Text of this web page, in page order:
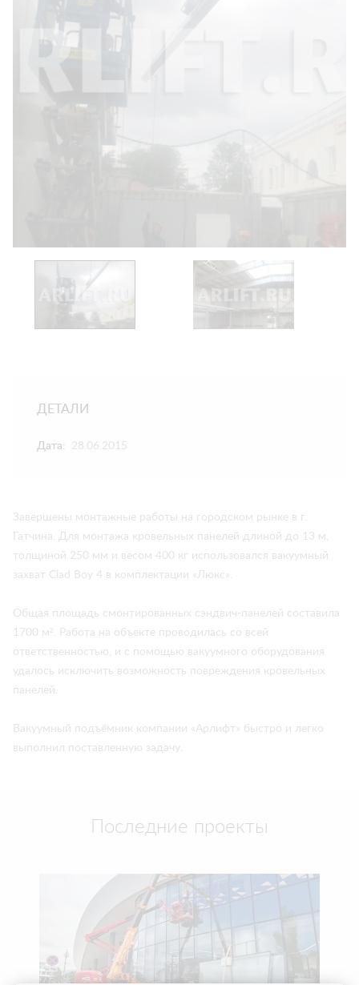
ДЕТАЛИ
Дата: 28.06.2015
Завершены монтажные работы на городском рынке в г.
Гатчина. Для монтажа кровельных панелей длиной до 13 м,
толщиной 250 мм и весом 400 кг использовался вакуумный
захват Clad Boy 4 в комплектации «Люкс».
Общая площадь смонтированных сэндвич-панелей составила
1700 м². Работа на объекте проводилась со всей
ответственностью, и с помощью вакуумного оборудования
удалось исключить возможность повреждения кровельных
панелей.
Вакуумный подъёмник компании «Арлифт» быстро и легко
выполнил поставленную задачу.
Последние проекты